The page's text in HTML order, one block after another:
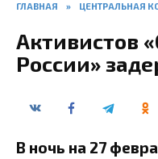
ГЛАВНАЯ » ЦЕНТРАЛЬНАЯ
Активистов
России»
В ночь на 27